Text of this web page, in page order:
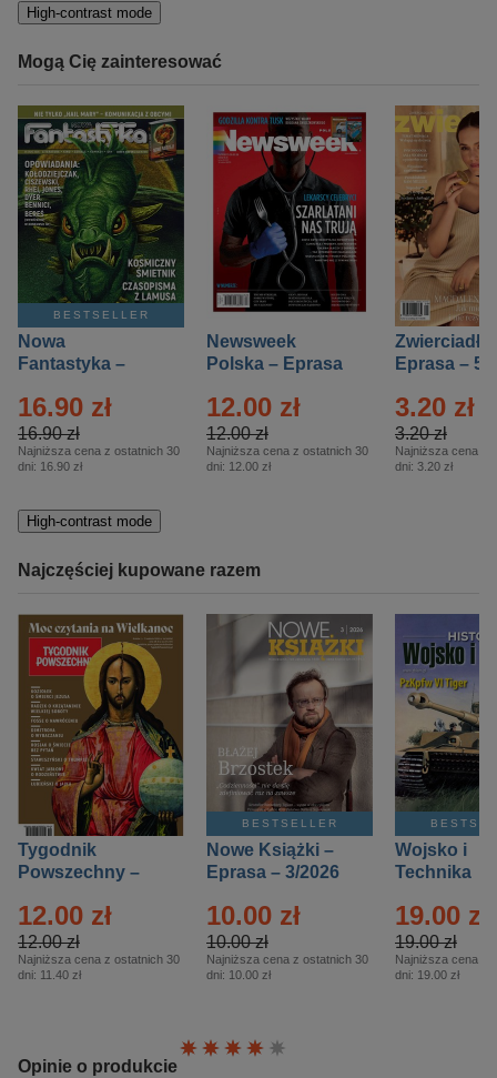
High-contrast mode
Mogą Cię zainteresować
BESTSELLER
Nowa
Fantastyka –
16.90 zł
16.90 zł
Najniższa cena z ostatnich 30
dni: 16.90 zł
Newsweek
Polska – Eprasa
12.00 zł
12.00 zł
Najniższa cena z ostatnich 30
dni: 12.00 zł
Zwierciadło
Eprasa – 5/
3.20 zł
3.20 zł
Najniższa cena z
dni: 3.20 zł
High-contrast mode
Najczęściej kupowane razem
Tygodnik
Powszechny –
12.00 zł
12.00 zł
Najniższa cena z ostatnich 30
dni: 11.40 zł
BESTSELLER
Nowe Książki –
Eprasa – 3/2026
10.00 zł
10.00 zł
Najniższa cena z ostatnich 30
dni: 10.00 zł
Wojsko i
Technika
– 2/2026
19.00 zł
19.00 zł
Najniższa cena z
dni: 19.00 zł
Opinie o produkcie
Ocena: